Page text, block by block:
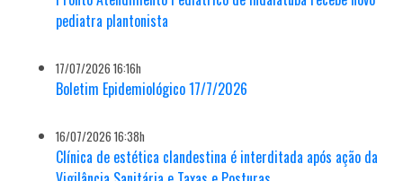
pediatra plantonista
17/07/2026 16:16h
Boletim Epidemiológico 17/7/2026
16/07/2026 16:38h
Clínica de estética clandestina é interditada após ação da